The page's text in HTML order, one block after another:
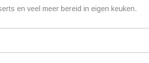
en veel meer bereid in eigen keuken.